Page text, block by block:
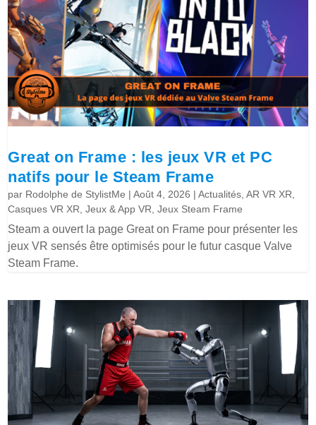
Great on Frame : les jeux VR et PC
natifs pour le Steam Frame
par Rodolphe de StylistMe |Août 4, 2026 |Actualités,AR VR XR,
Casques VR XR,Jeux & App VR,Jeux Steam Frame
Steam a ouvert la page Great on Frame pour présenter les
jeux VR sensés être optimisés pour le futur casque Valve
Steam Frame.